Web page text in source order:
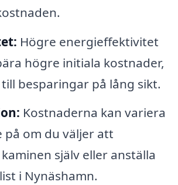
Högre energieffektivitet
högre initiala kostnader,
besparingar på lång sikt.
Kostnaderna kan variera
på om du väljer att
själv eller anställa
i Nynäshamn.